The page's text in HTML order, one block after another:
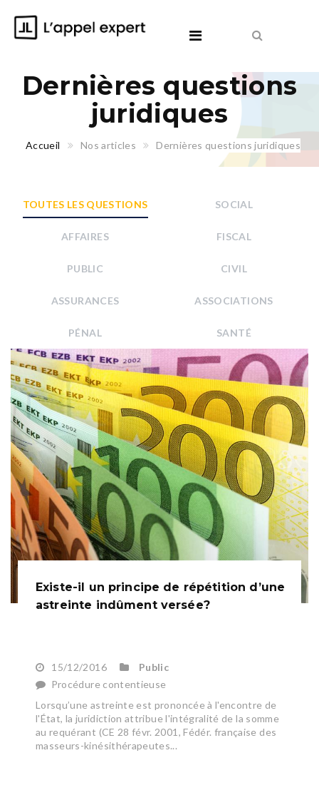
Dernières questions
juridiques
Accueil Nos articles Dernières questions juridiques
TOUTES LES QUESTIONS SOCIAL
AFFAIRES FISCAL
PUBLIC CIVIL
ASSURANCES ASSOCIATIONS
PÉNAL SANTÉ
Existe-il un principe de répétition d’une
astreinte indûment versée?
15/12/2016
Public
Procédure contentieuse
Lorsqu’une astreinte est prononcée à l'encontre de
l'État, la juridiction attribue l'intégralité de la somme
au requérant (CE 28 févr. 2001, Fédér. française des
masseurs-kinésithérapeutes...